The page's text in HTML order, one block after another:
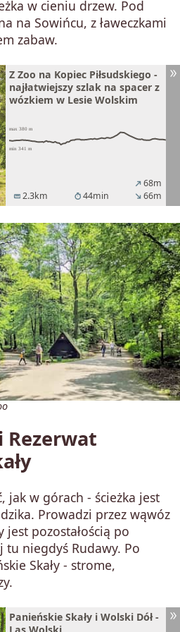
w cieniu drzew. Pod
na Sowińcu, z ławeczkami
zabaw.
Z Zoo na Kopiec Piłsudskiego -
najłatwiejszy szlak na spacer z
wózkiem w Lesie Wolskim
straighten 2.3km timer44min
north_east 68m
south_east 66m
Rezerwat
jak w górach - ścieżka jest
Prowadzi przez wąwóz
pozostałością po
tu niegdyś Rudawy. Po
Skały - strome,
Panieńskie Skały i Wolski Dół -